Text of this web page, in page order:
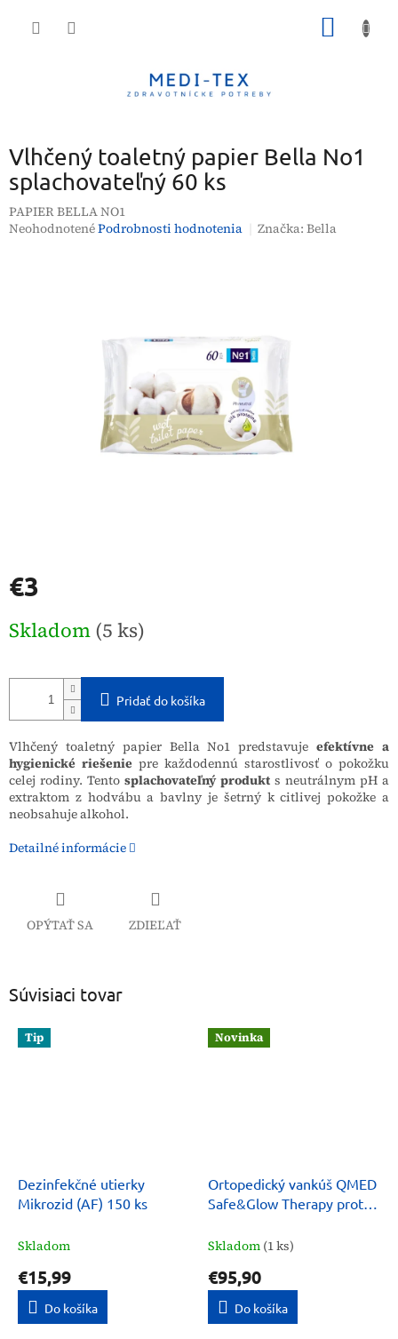
Vlhčený toaletný papier Bella No1
splachovateľný 60 ks
PAPIER BELLA NO1
Priemerné
NeohodnotenéPodrobnosti hodnotenia Značka:Bella
€3
cena:
Skladom (5 ks)
Pridať do košíka
Vlhčený toaletný papier Bella No1 predstavujeefektívne a
hygienické riešenie pre každodennú starostlivosť o pokožku
celej rodiny. Tento splachovateľný produkt s neutrálnym pH a
extraktom z hodvábu a bavlny je šetrný k citlivej pokožke a
neobsahuje alkohol.
Detailné informácie
OPÝTAŤ SA ZDIEĽAŤ
Súvisiaci tovar
Tip
Dezinfekčné utierky
Mikrozid (AF) 150 ks
Skladom
€15,99
Do košíka
Novinka
Ortopedický vankúš QMED
Safe&Glow Therapy proti
Skladom (1 ks)
€95,90
Do košíka